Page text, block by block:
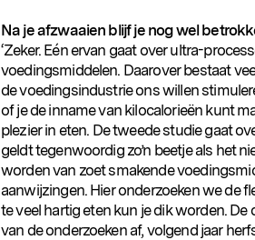
Na je afzwaaien blijf je nog wel
‘Zeker. Eén ervan gaat over ultra-
voedingsmiddelen. Daarover bestaat
de voedingsindustrie ons willen
of je de inname van kilocalorieën kunt
plezier in eten. De tweede studie gaat
geldt tegenwoordig zo’n beetje als het
worden van zoet smakende
aanwijzingen. Hier onderzoeken we de
te veel hartig eten kun je dik worden.
van de onderzoeken af, volgend jaar